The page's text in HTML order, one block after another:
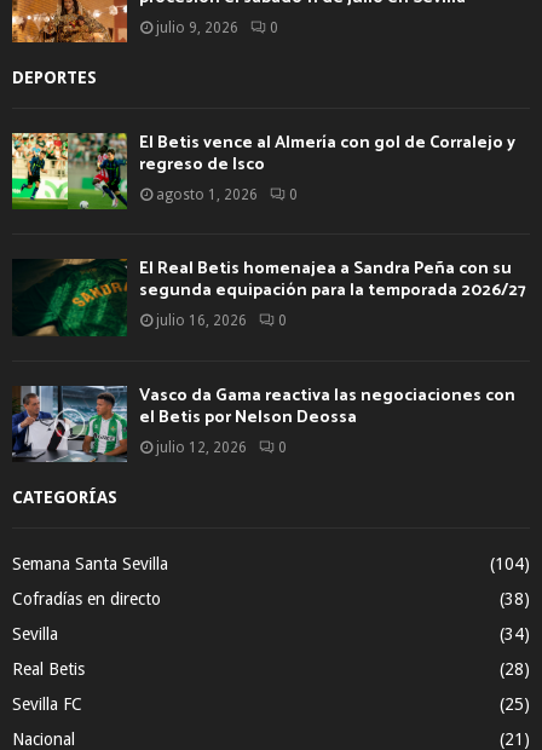
julio 9, 2026 0
DEPORTES
El Betis vence al Almería con gol de Corralejo y
regreso de Isco
agosto 1, 2026 0
El Real Betis homenajea a Sandra Peña con su
segunda equipación para la temporada 2026/27
julio 16, 2026 0
Vasco da Gama reactiva las negociaciones con
el Betis por Nelson Deossa
julio 12, 2026 0
CATEGORÍAS
Semana Santa Sevilla
(104)
Cofradías en directo
(38)
Sevilla
(34)
Real Betis
(28)
Sevilla FC
(25)
Nacional
(21)